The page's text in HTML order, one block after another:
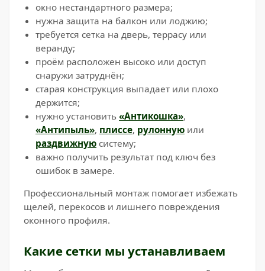
окно нестандартного размера;
нужна защита на балкон или лоджию;
требуется сетка на дверь, террасу или
веранду;
проём расположен высоко или доступ
снаружи затруднён;
старая конструкция выпадает или плохо
держится;
нужно установить «Антикошка»,
«Антипыль», плиссе, рулонную или
раздвижную систему;
важно получить результат под ключ без
ошибок в замере.
Профессиональный монтаж помогает избежать
щелей, перекосов и лишнего повреждения
оконного профиля.
Какие сетки мы устанавливаем